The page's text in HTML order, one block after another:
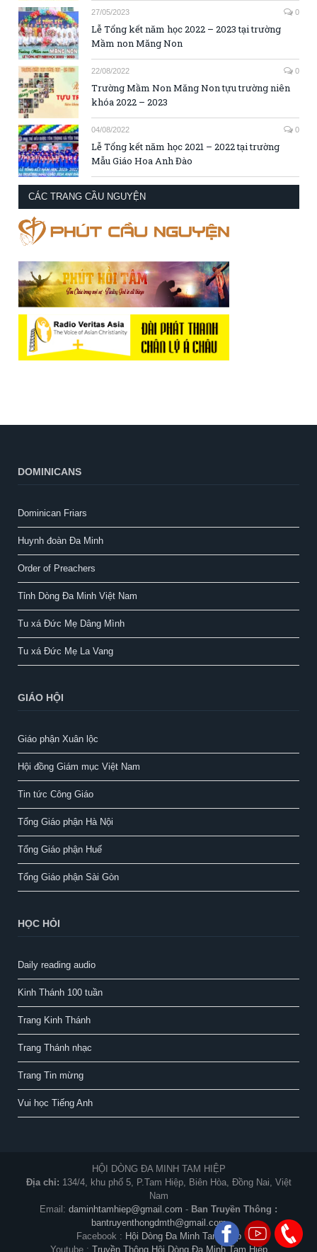
27/05/2023 0
Lễ Tổng kết năm học 2022 – 2023 tại trường
Mầm non Măng Non
22/08/2022 0
Trường Mầm Non Măng Non tựu trường niên
khóa 2022 – 2023
04/08/2022 0
Lễ Tổng kết năm học 2021 – 2022 tại trường
Mẫu Giáo Hoa Anh Đào
CÁC TRANG CẦU NGUYỆN
DOMINICANS
Dominican Friars
Huynh đoàn Đa Minh
Order of Preachers
Tỉnh Dòng Đa Minh Việt Nam
Tu xá Đức Mẹ Dâng Mình
Tu xá Đức Mẹ La Vang
GIÁO HỘI
Giáo phận Xuân lộc
Hội đồng Giám mục Việt Nam
Tin tức Công Giáo
Tổng Giáo phận Hà Nội
Tổng Giáo phận Huế
Tổng Giáo phận Sài Gòn
HỌC HỎI
Daily reading audio
Kinh Thánh 100 tuần
Trang Kinh Thánh
Trang Thánh nhạc
Trang Tin mừng
Vui học Tiếng Anh
HỘI DÒNG ĐA MINH TAM HIỆP
Địa chỉ: 134/4, khu phố 5, P.Tam Hiệp, Biên Hòa, Đồng Nai, Việt
Nam
Email: daminhtamhiep@gmail.com - Ban Truyền Thông :
bantruyenthongdmth@gmail.com
Facebook : Hội Dòng Đa Minh Tam Hiệp
Youtube : Truyền Thông Hội Dòng Đa Minh Tam Hiệp